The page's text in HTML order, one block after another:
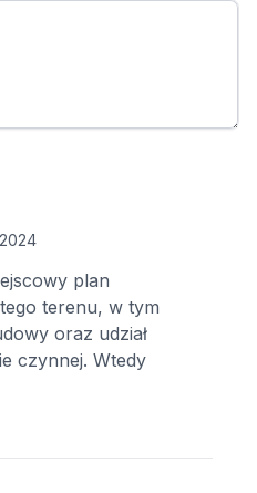
plan
terenu, w tym
oraz udział
czynnej. Wtedy